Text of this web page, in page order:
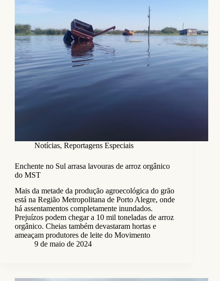
Notícias, Reportagens Especiais
Enchente no Sul arrasa lavouras de arroz orgânico
do MST
Mais da metade da produção agroecológica do grão
está na Região Metropolitana de Porto Alegre, onde
há assentamentos completamente inundados.
Prejuízos podem chegar a 10 mil toneladas de arroz
orgânico. Cheias também devastaram hortas e
ameaçam produtores de leite do Movimento
9 de maio de 2024